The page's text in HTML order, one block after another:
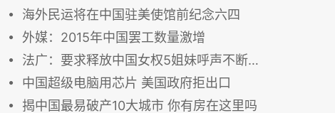
海外民运将在中国驻美使馆前纪念六四
外媒：2015年中国罢工数量激增
法广：要求释放中国女权5姐妹呼声不断提高
中国超级电脑用芯片 美国政府拒出口
揭中国最易破产10大城市 你有房在这里吗